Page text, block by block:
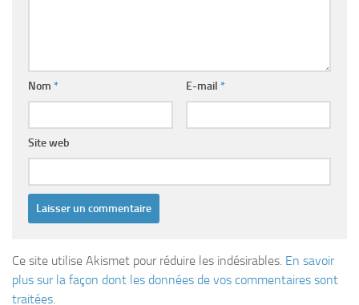
Nom * E-mail *
Site web
Ce site utilise Akismet pour réduire les indésirables. En savoir
plus sur la façon dont les données de vos commentaires sont
traitées